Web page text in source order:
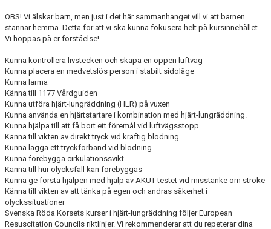
OBS! Vi älskar barn, men just i det här sammanhanget vill vi att barnen
stannar hemma. Detta för att vi ska kunna fokusera helt på kursinnehållet.
Vi hoppas på er förståelse!
Kunna kontrollera livstecken och skapa en öppen luftväg
Kunna placera en medvetslös person i stabilt sidoläge
Kunna larma
Känna till 1177 Vårdguiden
Kunna utföra hjärt-lungräddning (HLR) på vuxen
Kunna använda en hjärtstartare i kombination med hjärt-lungräddning.
Kunna hjälpa till att få bort ett föremål vid luftvägsstopp
Känna till vikten av direkt tryck vid kraftig blödning
Kunna lägga ett tryckförband vid blödning
Kunna förebygga cirkulationssvikt
Känna till hur olycksfall kan förebyggas
Kunna ge första hjälpen med hjälp av AKUT-testet vid misstanke om stroke
Känna till vikten av att tänka på egen och andras säkerhet i
olyckssituationer
Svenska Röda Korsets kurser i hjärt-lungräddning följer European
Resuscitation Councils riktlinjer. Vi rekommenderar att du repeterar dina